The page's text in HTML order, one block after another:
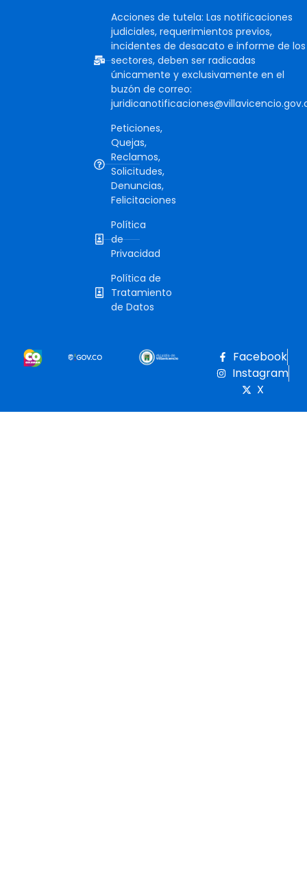
Acciones de tutela: Las notificaciones
judiciales, requerimientos previos,
incidentes de desacato e informe de los
sectores, deben ser radicadas
únicamente y exclusivamente en el
buzón de correo:
Peticiones,
Quejas,
Reclamos,
Solicitudes,
Denuncias,
Felicitaciones
Política
de
Privacidad
Política de
Tratamiento
de Datos
Facebook
Instagram
X